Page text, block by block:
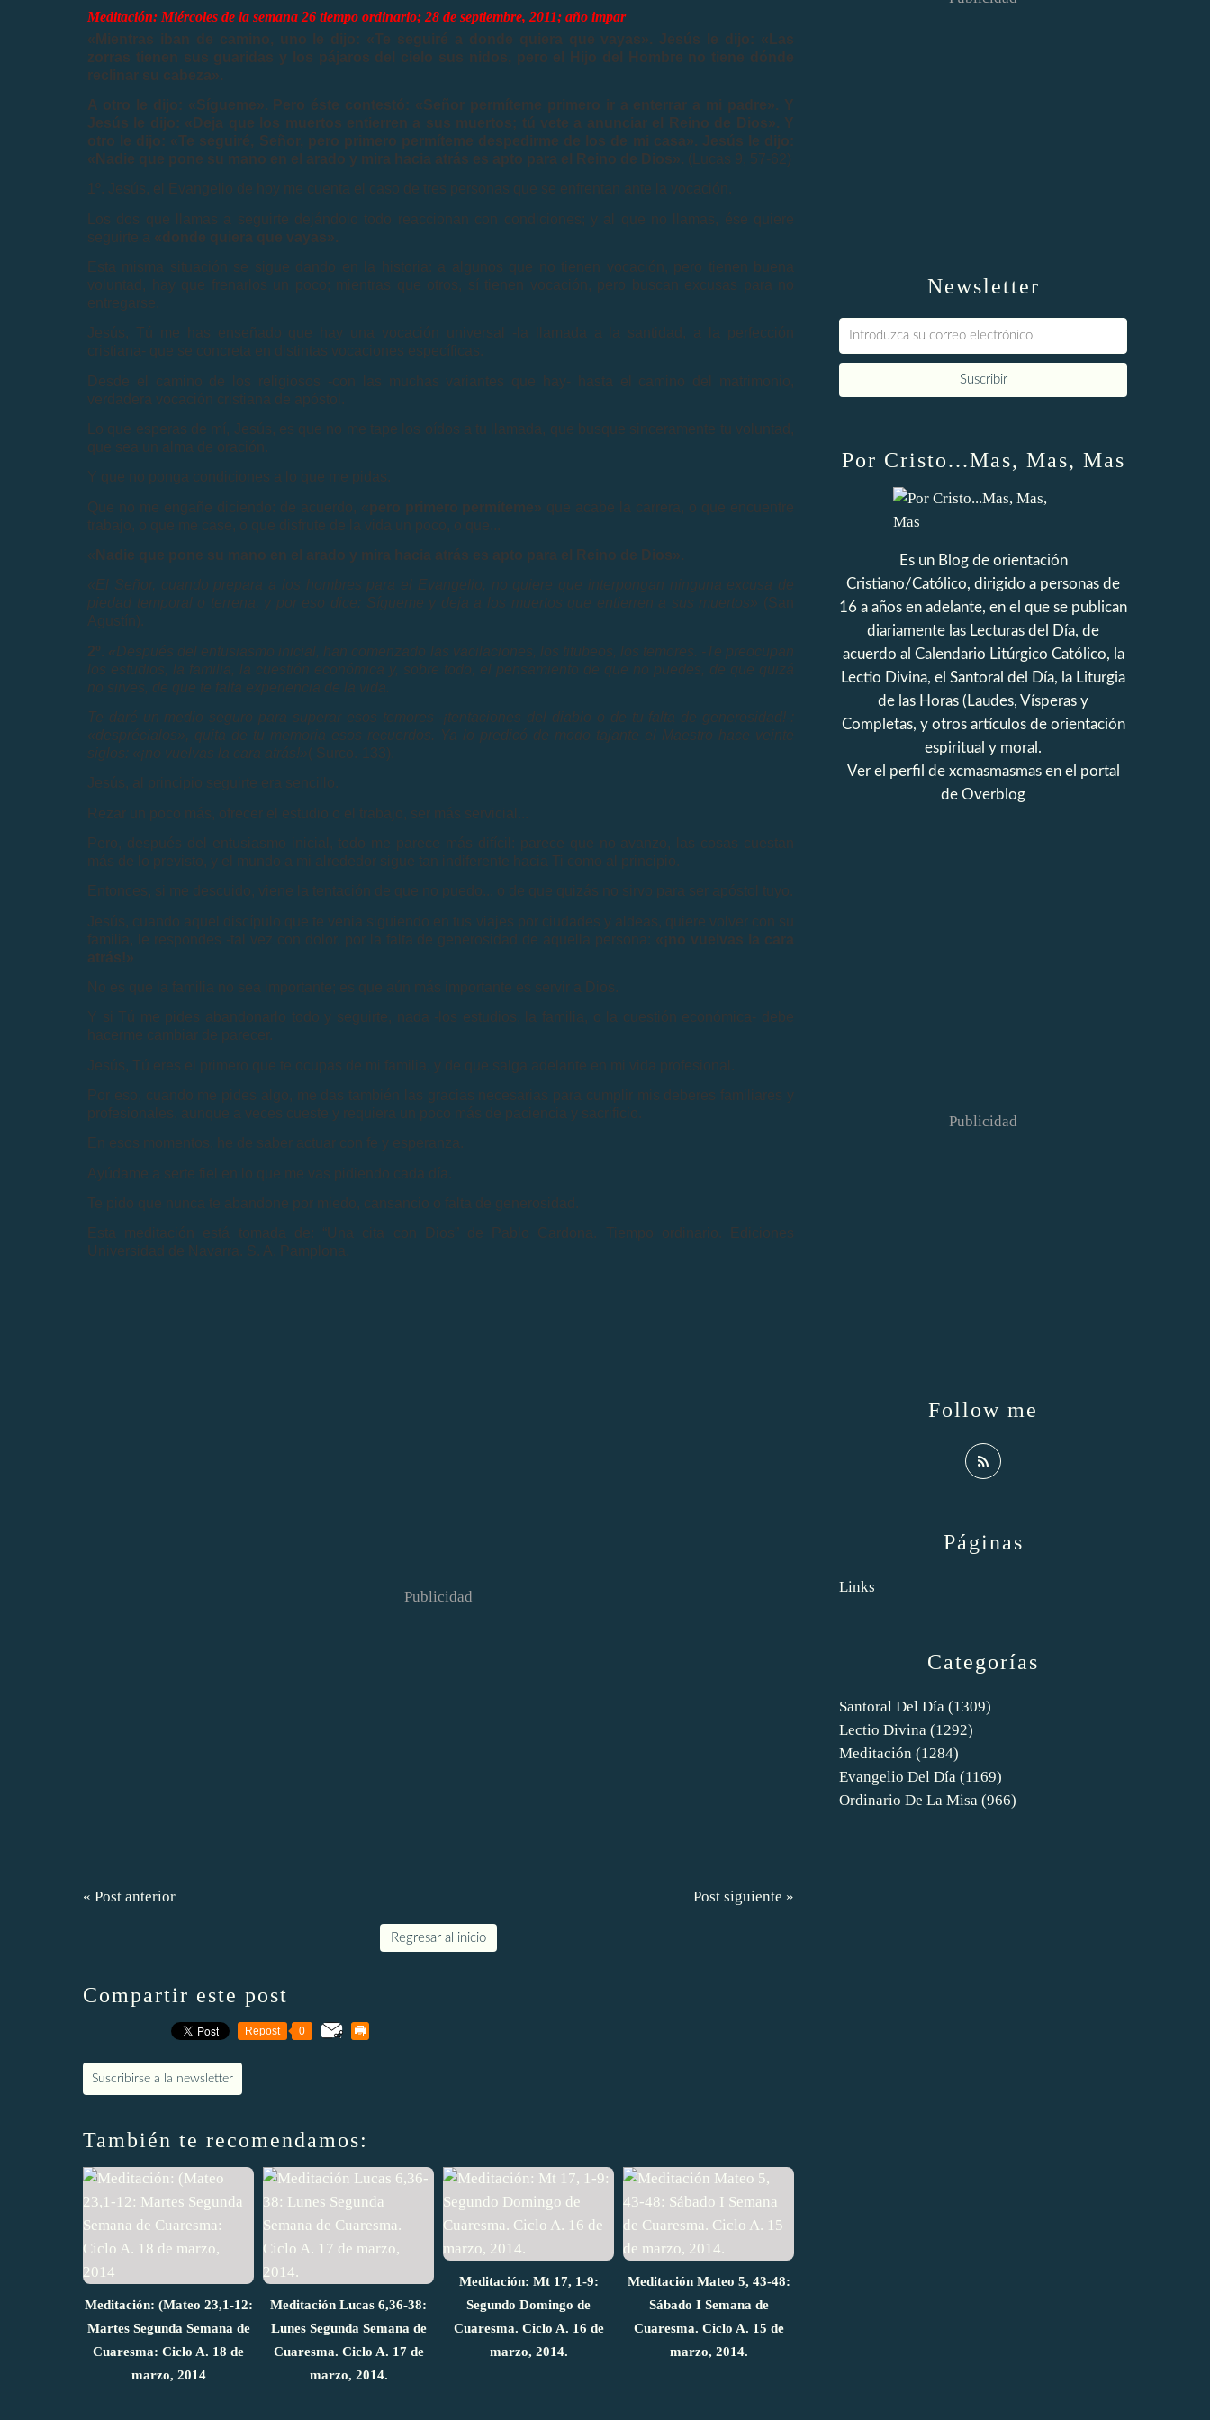
Meditación: Miércoles de la semana 26 tiempo ordinario; 28 de septiembre, 2011; año impar
«Mientras iban de camino, uno le dijo: «Te seguiré a donde quiera que vayas». Jesús le dijo: «Las
zorras tienen sus guaridas y los pájaros del cielo sus nidos, pero el Hijo del Hombre no tiene dónde
reclinar su cabeza».
A otro le dijo: «Sígueme». Pero éste contestó: «Señor permíteme primero ir a enterrar a mi padre». Y
Jesús le dijo: «Deja que los muertos entierren a sus muertos; tú vete a anunciar el Reino de Dios». Y
otro le dijo: «Te seguiré, Señor, pero primero permíteme despedirme de los de mi casa». Jesús le dijo:
«Nadie que pone su mano en el arado y mira hacia atrás es apto para el Reino de Dios». (Lucas 9, 57-62)
1º. Jesús, el Evangelio de hoy me cuenta el caso de tres personas que se enfrentan ante la vocación.
Los dos que llamas a seguirte dejándolo todo reaccionan con condiciones; y al que no llamas, ése quiere
seguirte a «donde quiera que vayas».
Esta misma situación se sigue dando en la historia: a algunos que no tienen vocación, pero tienen buena
voluntad, hay que frenarlos un poco; mientras que otros, sí tienen vocación, pero buscan excusas para no
entregarse.
Jesús, Tú me has enseñado que hay una vocación universal -la llamada a la santidad, a la perfección
cristiana- que se concreta en distintas vocaciones específicas.
Desde el camino de los religiosos -con las muchas variantes que hay- hasta el camino del matrimonio,
verdadera vocación cristiana de apóstol.
Lo que esperas de mí, Jesús, es que no me tape los oídos a tu llamada, que busque sinceramente tu voluntad,
que sea un alma de oración.
Y que no ponga condiciones a lo que me pidas.
Que no me engañe diciendo: de acuerdo, «pero primero permíteme» que acabe la carrera, o que encuentre
trabajo, o que me case, o que disfrute de la vida un poco, o que...
« Nadie que pone su mano en el arado y mira hacia atrás es apto para el Reino de Dios».
«El Señor, cuando prepara a los hombres para el Evangelio, no quiere que interpongan ninguna excusa de
piedad temporal o terrena, y por eso dice: Sígueme y deja a los muertos que entierren a sus muertos» (San
Agustín).
2º. «Después del entusiasmo inicial, han comenzado las vacilaciones, los titubeos, los temores. -Te preocupan
los estudios, la familia, la cuestión económica y, sobre todo, el pensamiento de que no puedes, de que quizá
no sirves, de que te falta experiencia de la vida.
Te daré un medio seguro para superar esos temores -¡tentaciones del diablo o de tu falta de generosidad!-:
«desprécialos», quita de tu memoria esos recuerdos. Ya lo predicó de modo tajante el Maestro hace veinte
siglos: «¡no vuelvas la cara atrás!»( Surco.-133).
Jesús, al principio seguirte era sencillo.
Rezar un poco más, ofrecer el estudio o el trabajo, ser más servicial...
Pero, después del entusiasmo inicial, todo me parece más difícil: parece que no avanzo, las cosas cuestan
más de lo previsto, y el mundo a mi alrededor sigue tan indiferente hacia Ti como al principio.
Entonces, si me descuido, viene la tentación de que no puedo... o de que quizás no sirvo para ser apóstol tuyo.
Jesús, cuando aquel discípulo que te venia siguiendo en tus viajes por ciudades y aldeas, quiere volver con su
familia, le respondes -tal vez con dolor, por la falta de generosidad de aquella persona: «¡no vuelvas la cara
atrás!»
No es que la familia no sea importante; es que aún más importante es servir a Dios.
Y si Tú me pides abandonarlo todo y seguirte, nada -los estudios, la familia, o la cuestión económica- debe
hacerme cambiar de parecer.
Jesús, Tú eres el primero que te ocupas de mi familia, y de que salga adelante en mi vida profesional.
Por eso, cuando me pides algo, me das también las gracias necesarias para cumplir mis deberes familiares y
profesionales, aunque a veces cueste y requiera un poco más de paciencia y sacrificio.
En esos momentos, he de saber actuar con fe y esperanza.
Ayúdame a serte fiel en lo que me vas pidiendo cada día.
Te pido que nunca te abandone por miedo, cansancio o falta de generosidad.
Esta meditación está tomada de: “Una cita con Dios” de Pablo Cardona. Tiempo ordinario. Ediciones
Universidad de Navarra. S. A. Pamplona.
Publicidad
« Post anterior Post siguiente »
Regresar al inicio
Compartir este post
Repost 0
Suscribirse a la newsletter
También te recomendamos:
Meditación: (Mateo 23,1-12:
Martes Segunda Semana de
Cuaresma: Ciclo A. 18 de
marzo, 2014
Meditación Lucas 6,36-38:
Lunes Segunda Semana de
Cuaresma. Ciclo A. 17 de
marzo, 2014.
Meditación: Mt 17, 1-9:
Segundo Domingo de
Cuaresma. Ciclo A. 16 de
marzo, 2014.
Meditación Mateo 5, 43-48:
Sábado I Semana de
Cuaresma. Ciclo A. 15 de
marzo, 2014.
Newsletter
Categorías
Santoral Del Día (1309)
Lectio Divina (1292)
Meditación (1284)
Evangelio Del Día (1169)
Ordinario De La Misa (966)
Páginas
Links
Por Cristo...Mas, Mas, Mas
Es un Blog de orientación
Cristiano/Católico, dirigido a personas de
16 a años en adelante, en el que se publican
diariamente las Lecturas del Día, de
acuerdo al Calendario Litúrgico Católico, la
Lectio Divina, el Santoral del Día, la Liturgia
de las Horas (Laudes, Vísperas y
Completas, y otros artículos de orientación
espiritual y moral.
Ver el perfil de xcmasmasmasen el portal
de Overblog
Follow me
Publicidad